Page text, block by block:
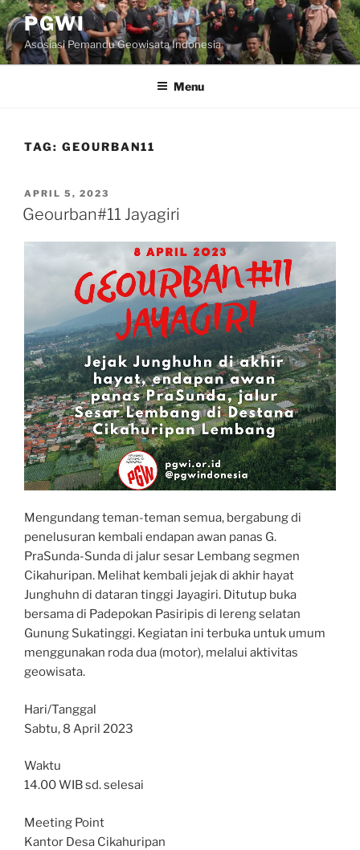
Skip
to
content
PGWI
Asosiasi Pemandu Geowisata Indonesia
Menu
TAG: GEOURBAN11
POSTED
ON
APRIL 5, 2023
Geourban#11 Jayagiri
Mengundang teman-teman semua, bergabung di
penelusuran kembali endapan awan panas G.
PraSunda-Sunda di jalur sesar Lembang segmen
Cikahuripan. Melihat kembali jejak di akhir hayat
Junghuhn di dataran tinggi Jayagiri. Ditutup buka
bersama di Padepokan Pasiripis di lereng selatan
Gunung Sukatinggi. Kegiatan ini terbuka untuk umum
menggunakan roda dua (motor), melalui aktivitas
geowisata.
Hari/Tanggal
Sabtu, 8 April 2023
Waktu
14.00 WIB sd. selesai
Meeting Point
Kantor Desa Cikahuripan